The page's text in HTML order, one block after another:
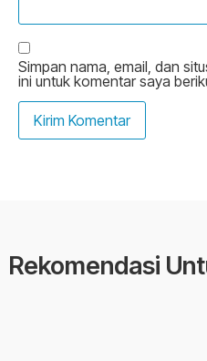
Simpan nama, email, dan
ini untuk komentar saya
Rekomendasi